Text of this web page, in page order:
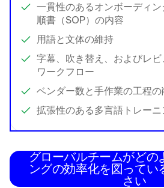
一貫性のあるオンボーディ
順書（SOP）の内容
用語と文体の維持
字幕、吹き替え、およびレ
ワークフロー
ベンダー数と手作業の工程の
拡張性のある多言語トレーニ
グローバルチームがどの
ングの効率化を図ってい
さい